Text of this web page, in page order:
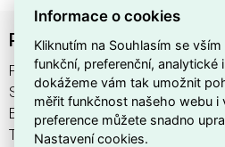
PING PONG TL2 BIANCO
PING PONG TL2 BIANCO najdete
Svítidla, světelné zdroje a LED
EAN 8021696328294, kód
TL2 BIANCO nabízíme od 1 ks.
Informace o cookies
Kliknutím na Souhlasím se
funkční, preferenční, analytické
dokážeme vám tak umožnit
měřit funkčnost našeho webu i
preference můžete snadno
Nastavení cookies.